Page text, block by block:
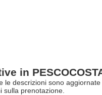
in
le descrizioni sono
sulla prenotazione.